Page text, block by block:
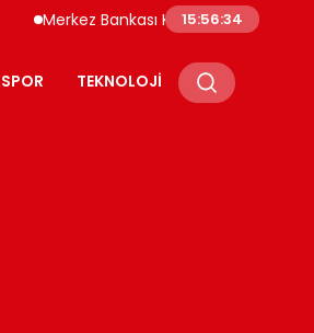
Merkez Bankası Kripto Varlık Merkezi Kayıt
15:56:35
SPOR TEKNOLOJI